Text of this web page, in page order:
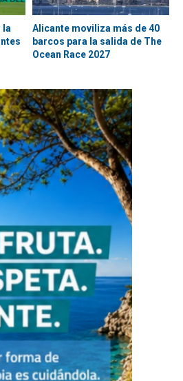
la
Alicante moviliza más de 40
barcos para la salida de The
Ocean Race 2027